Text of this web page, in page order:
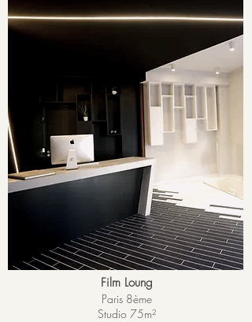
Film Loung
Paris 8ème
Studio 75m²